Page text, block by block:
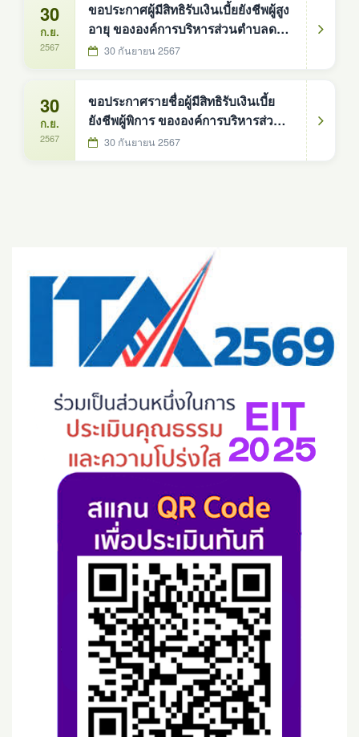
30
ก.ย.
2567
ขอประกาศผู้มีสิทธิรับเงินเบี้ยยังชีพผู้สูง
อายุ ขององค์การบริหารส่วนตำบลดง
หม้อทองใต้ ประจำปีงบประมาณ 2568
30 กันยายน 2567
30
ก.ย.
2567
ขอประกาศรายชื่อผู้มีสิทธิรับเงินเบี้ย
ยังชีพผู้พิการ ขององค์การบริหารส่วน
ตำบลดงหม้อทองใต้ ประจำ
30 กันยายน 2567